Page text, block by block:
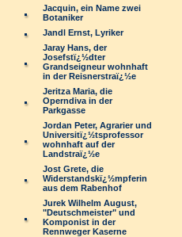
Jacquin, ein Name zwei
Botaniker
Jandl Ernst, Lyriker
Jaray Hans, der
Josefstï¿½dter
Grandseigneur wohnhaft
in der Reisnerstraï¿½e
Jeritza Maria, die
Operndiva in der
Parkgasse
Jordan Peter, Agrarier und
Universitï¿½tsprofessor
wohnhaft auf der
Landstraï¿½e
Jost Grete, die
Widerstandskï¿½mpferin
aus dem Rabenhof
Jurek Wilhelm August,
"Deutschmeister" und
Komponist in der
Rennweger Kaserne